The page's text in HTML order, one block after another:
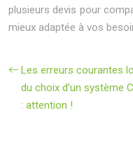
plusieurs devis pour
mieux adaptée à vos
Les erreurs courantes
du choix d’un système
: attention !